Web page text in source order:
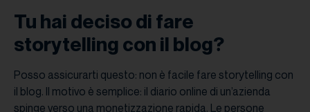
Tu hai deciso di fare
storytelling con il blog?
Posso assicurarti questo: non è facile fare storytelling con
il blog. Il motivo è semplice: il diario online di un’azienda
spinge verso una monetizzazione rapida. Le persone